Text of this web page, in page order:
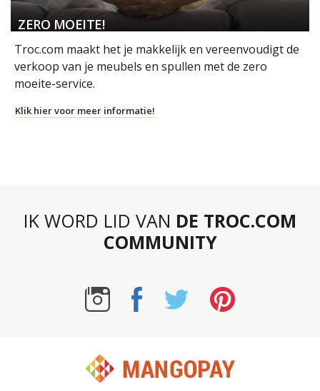
ZERO MOEITE!
Troc.com maakt het je makkelijk en vereenvoudigt de
verkoop van je meubels en spullen met de zero
moeite-service.
Klik hier voor meer informatie!
IK WORD LID VAN DE TROC.COM
COMMUNITY